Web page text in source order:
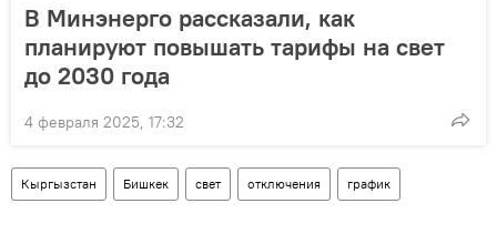
В Минэнерго рассказали, как
планируют повышать тарифы на свет
до 2030 года
4 февраля 2025, 17:32
Кыргызстан Бишкек свет отключения график